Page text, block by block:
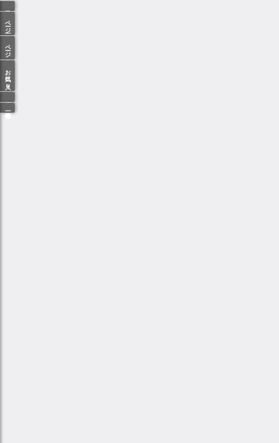
ページ一覧
ページ検索
お気に入り